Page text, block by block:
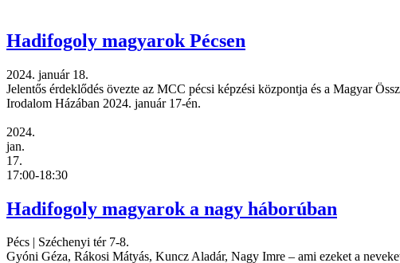
Hadifogoly magyarok Pécsen
2024. január 18.
Jelentős érdeklődés övezte az MCC pécsi képzési központja és a Magyar
Irodalom Házában 2024. január 17-én.
2024.
jan.
17.
17:00-18:30
Hadifogoly magyarok a nagy háborúban
Pécs | Széchenyi tér 7-8.
Gyóni Géza, Rákosi Mátyás, Kuncz Aladár, Nagy Imre – ami ezeket a